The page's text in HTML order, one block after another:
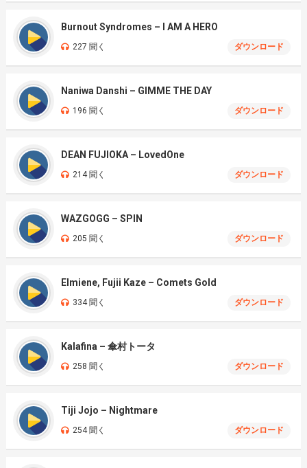
Burnout Syndromes – I AM A HERO
227 聞く ダウンロード
Naniwa Danshi – GIMME THE DAY
196 聞く ダウンロード
DEAN FUJIOKA – LovedOne
214 聞く ダウンロード
WAZGOGG – SPIN
205 聞く ダウンロード
Elmiene, Fujii Kaze – Comets Gold
334 聞く ダウンロード
Kalafina – 傘村トータ
258 聞く ダウンロード
Tiji Jojo – Nightmare
254 聞く ダウンロード